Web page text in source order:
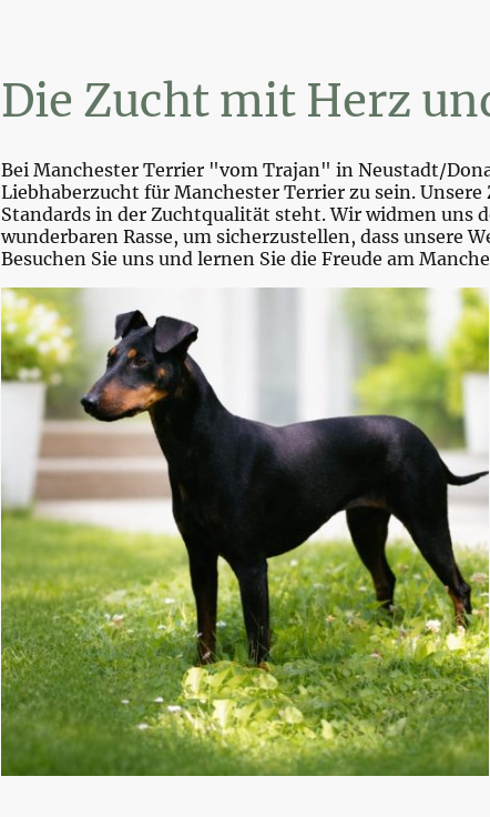
Die Zucht mit Herz
Bei Manchester Terrier "vom Trajan" in Neustadt/
Liebhaberzucht für Manchester Terrier zu sein.
Standards in der Zuchtqualität steht. Wir widmen uns
wunderbaren Rasse, um sicherzustellen, dass unsere
Besuchen Sie uns und lernen Sie die Freude am